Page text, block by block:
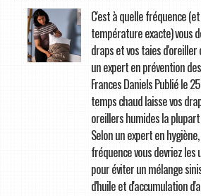
C'est à quelle fréquence
température exacte) vous
draps et vos taies d'oreiller
un expert en prévention
Frances Daniels Publié le
temps chaud laisse vos
oreillers humides la
Selon un expert en
fréquence vous devriez
pour éviter un mélange
d'huile et d'accumulation